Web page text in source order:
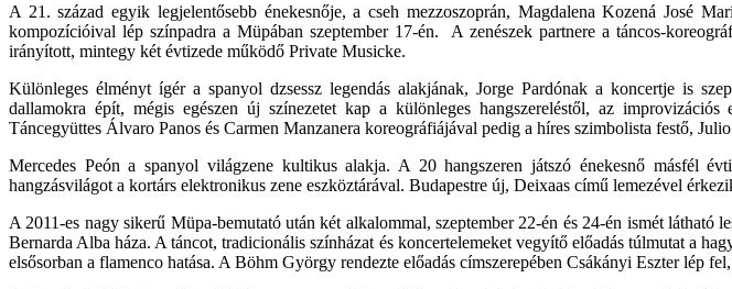
A 21. század egyik legjelentősebb énekesnője, a cseh mezzoszoprán, Magdalena Kozená José
kompozícióival lép színpadra a Müpában szeptember 17-én. A zenészek partnere a táncos-
irányított, mintegy két évtizede működő Private Musicke.
Különleges élményt ígér a spanyol dzsessz legendás alakjának, Jorge Pardónak a koncertje is
dallamokra épít, mégis egészen új színezetet kap a különleges hangszereléstől, az
Táncegyüttes Álvaro Panos és Carmen Manzanera koreográfiájával pedig a híres szimbolista festő,
Mercedes Peón a spanyol világzene kultikus alakja. A 20 hangszeren játszó énekesnő másfél
hangzásvilágot a kortárs elektronikus zene eszköztárával. Budapestre új, Deixaas című lemezével
A 2011-es nagy sikerű Müpa-bemutató után két alkalommal, szeptember 22-én és 24-én ismét
Bernarda Alba háza. A táncot, tradicionális színházat és koncertelemeket vegyítő előadás túlmutat a
elsősorban a flamenco hatása. A Böhm György rendezte előadás címszerepében Csákányi Eszter lép